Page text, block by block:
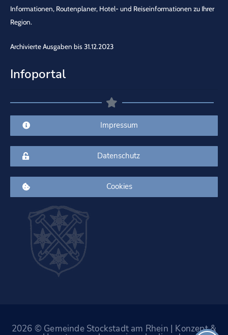
Informationen, Routenplaner, Hotel- und Reiseinformationen zu Ihrer
Region.
Archivierte Ausgaben bis 31.12.2023
Infoportal
Impressum
Datenschutz
Cookies
2026 © Gemeinde Stockstadt am Rhein | Konzept &